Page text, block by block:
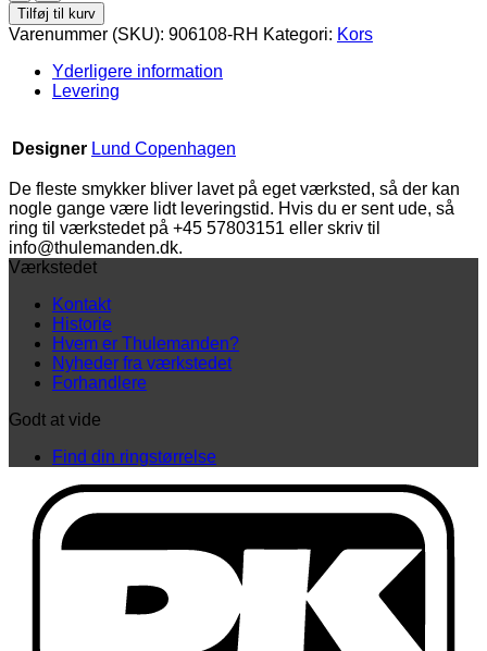
kors
antal
Tilføj til kurv
Varenummer (SKU): 906108-RH Kategori: Kors
Yderligere information
Levering
Designer Lund Copenhagen
De fleste smykker bliver lavet på eget værksted, så der kan
nogle gange være lidt leveringstid. Hvis du er sent ude, så
ring til værkstedet på +45 57803151 eller skriv til
info@thulemanden.dk.
Værkstedet
Kontakt
Historie
Hvem er Thulemanden?
Nyheder fra værkstedet
Forhandlere
Godt at vide
Find din ringstørrelse